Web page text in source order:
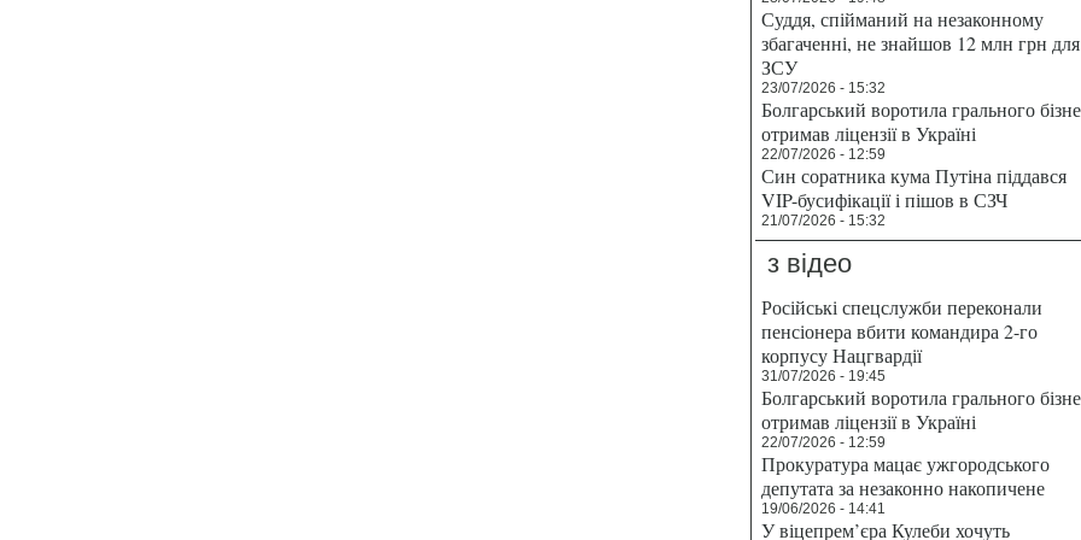
Суддя, спійманий на незаконному
збагаченні, не знайшов 12 млн грн для
ЗСУ
23/07/2026 - 15:32
Болгарський воротила грального
отримав ліцензії в Україні
22/07/2026 - 12:59
Син соратника кума Путіна піддався
VIP-бусифікації і пішов в СЗЧ
21/07/2026 - 15:32
з відео
Російські спецслужби переконали
пенсіонера вбити командира 2-го
корпусу Нацгвардії
31/07/2026 - 19:45
Болгарський воротила грального
отримав ліцензії в Україні
22/07/2026 - 12:59
Прокуратура мацає ужгородського
депутата за незаконно накопичене
19/06/2026 - 14:41
У віцепрем’єра Кулеби хочуть